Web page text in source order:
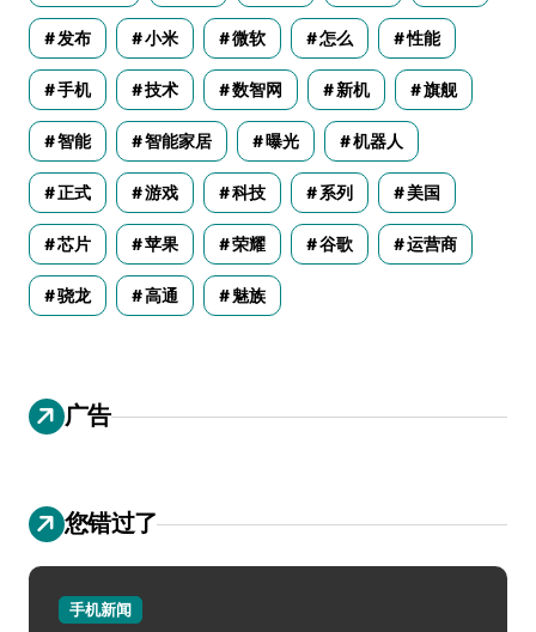
发布 小米 微软 怎么 性能
手机 技术 数智网 新机 旗舰
智能 智能家居 曝光 机器人
正式 游戏 科技 系列 美国
芯片 苹果 荣耀 谷歌 运营商
骁龙 高通 魅族
广告
您错过了
手机新闻